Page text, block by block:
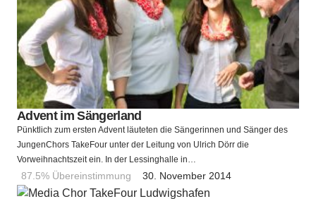
Advent im Sängerland
Pünktlich zum ersten Advent läuteten die Sängerinnen und Sänger des
JungenChors TakeFour unter der Leitung von Ulrich Dörr die
Vorweihnachtszeit ein. In der Lessinghalle in…
87.5% Übereinstimmung 30. November 2014